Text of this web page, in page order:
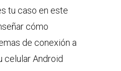
tu caso en este
cómo
de conexión a
celular Android